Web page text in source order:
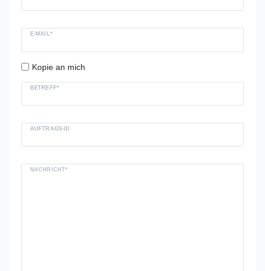
E-MAIL*
Kopie an mich
BETREFF*
AUFTRAGS-ID
NACHRICHT*